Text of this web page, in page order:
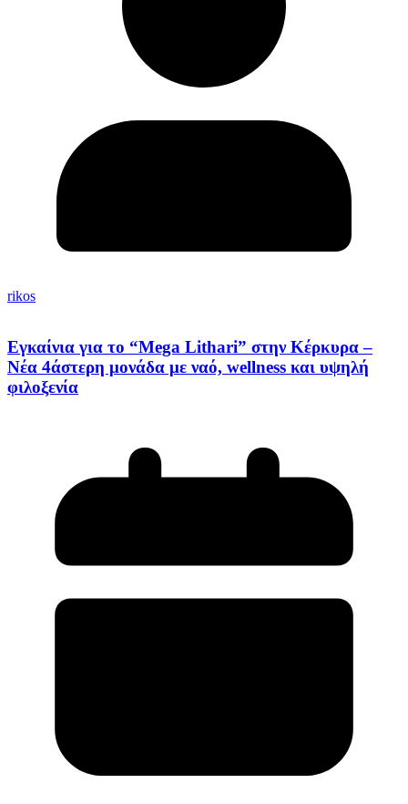
rikos
Εγκαίνια για το “Mega Lithari” στην Κέρκυρα –
Νέα 4άστερη μονάδα με ναό, wellness και υψηλή
φιλοξενία